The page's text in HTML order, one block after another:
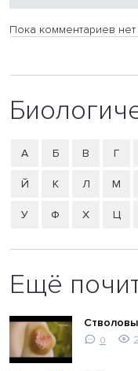
Пока комментариев нет
А Б В Г
Й К Л М
У Ф Х Ц
Ещё
0